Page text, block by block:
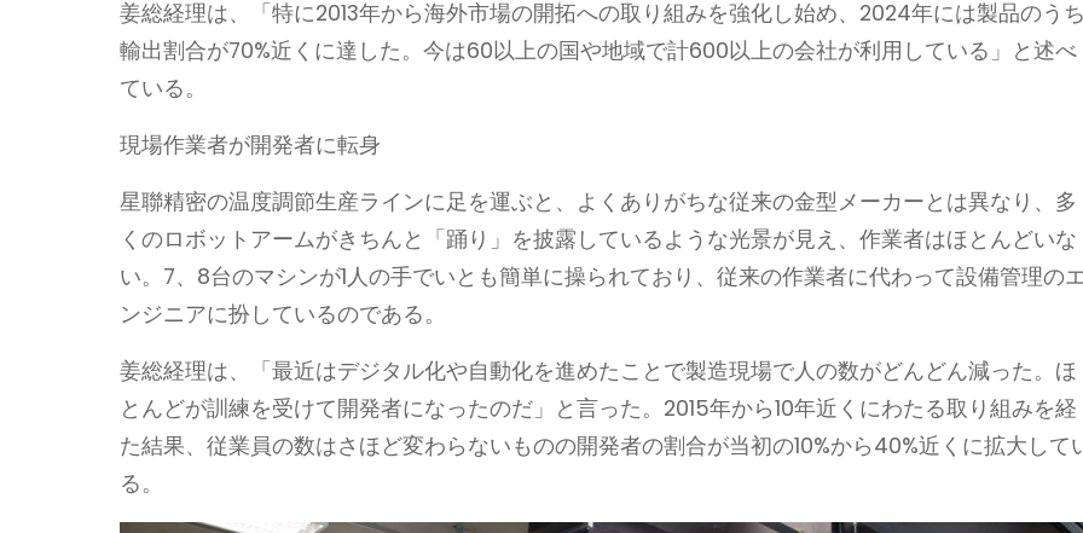
姜総経理は、「特に2013年から海外市場の開拓への取り組みを強化し始め、2024年には製品のうち
輸出割合が70%近くに達した。今は60以上の国や地域で計600以上の会社が利用している」と述べ
ている。
現場作業者が開発者に転身
星聯精密の温度調節生産ラインに足を運ぶと、よくありがちな従来の金型メーカーとは異なり、多
くのロボットアームがきちんと「踊り」を披露しているような光景が見え、作業者はほとんどいな
い。7、8台のマシンが1人の手でいとも簡単に操られており、従来の作業者に代わって設備管理の
ンジニアに扮しているのである。
姜総経理は、「最近はデジタル化や自動化を進めたことで製造現場で人の数がどんどん減った。ほ
とんどが訓練を受けて開発者になったのだ」と言った。2015年から10年近くにわたる取り組みを経
た結果、従業員の数はさほど変わらないものの開発者の割合が当初の10%から40%近くに拡大して
る。